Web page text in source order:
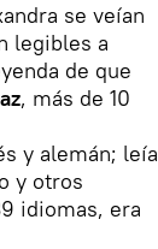
se veían
legibles a
de que
, más de 10
y alemán; leía
y otros
idiomas, era